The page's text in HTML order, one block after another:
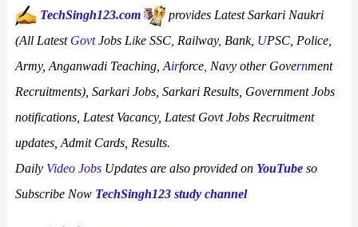
TechSingh123.com
provides Latest Sarkari Naukri
(All Latest GovtJobs Like SSC, Railway, Bank, UPSC, Police,
Army, Anganwadi Teaching, Airforce, Navy other Government
Recruitments), Sarkari Jobs, Sarkari Results, Government Jobs
notifications, Latest Vacancy, Latest Govt Jobs Recruitment
updates, Admit Cards, Results.
Daily Video JobsUpdates are also provided on YouTubeso
Subscribe Now TechSingh123 study channel